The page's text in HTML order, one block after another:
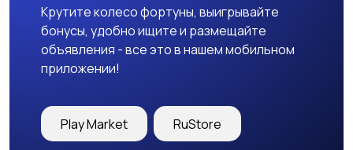
Крутите колесо фортуны, выигрывайте
бонусы, удобно ищите и размещайте
объявления - все это в нашем мобильном
приложении!
Play Market RuStore